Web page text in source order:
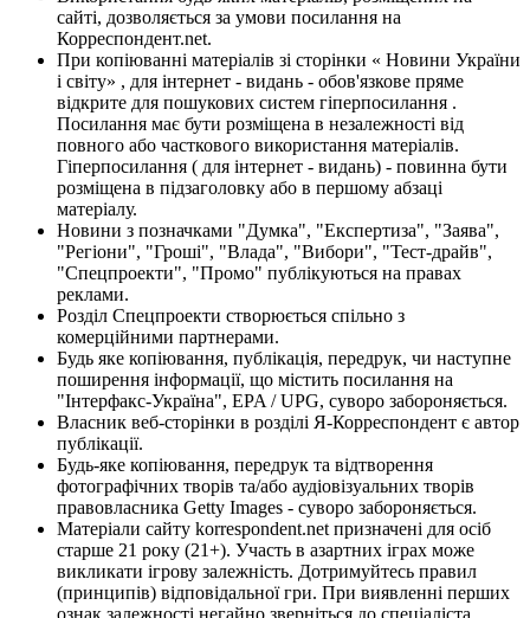
сайті, дозволяється за умови посилання на
Корреспондент.net.
При копіюванні матеріалів зі сторінки « Новини України
і світу» , для інтернет - видань - обов'язкове пряме
відкрите для пошукових систем гіперпосилання .
Посилання має бути розміщена в незалежності від
повного або часткового використання матеріалів.
Гіперпосилання ( для інтернет - видань) - повинна бути
розміщена в підзаголовку або в першому абзаці
матеріалу.
Новини з позначками "Думка", "Експертиза", "Заява",
"Регіони", "Гроші", "Влада", "Вибори", "Тест-драйв",
"Спецпроекти", "Промо" публікуються на правах
реклами.
Розділ Спецпроекти створюється спільно з
комерційними партнерами.
Будь яке копіювання, публікація, передрук, чи наступне
поширення інформації, що містить посилання на
"Інтерфакс-Україна", EPA / UPG, суворо забороняється.
Власник веб-сторінки в розділі Я-Корреспондент є автор
публікації.
Будь-яке копіювання, передрук та відтворення
фотографічних творів та/або аудіовізуальних творів
правовласника Getty Images - суворо забороняється.
Матеріали сайту korrespondent.net призначені для осіб
старше 21 року (21+). Участь в азартних іграх може
викликати ігрову залежність. Дотримуйтесь правил
(принципів) відповідальної гри. При виявленні перших